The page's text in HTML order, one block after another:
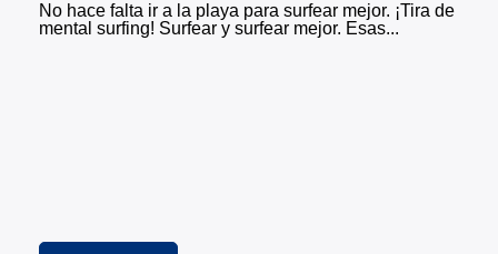
No hace falta ir a la playa para surfear mejor. ¡Tira de
mental surfing! Surfear y surfear mejor. Esas...